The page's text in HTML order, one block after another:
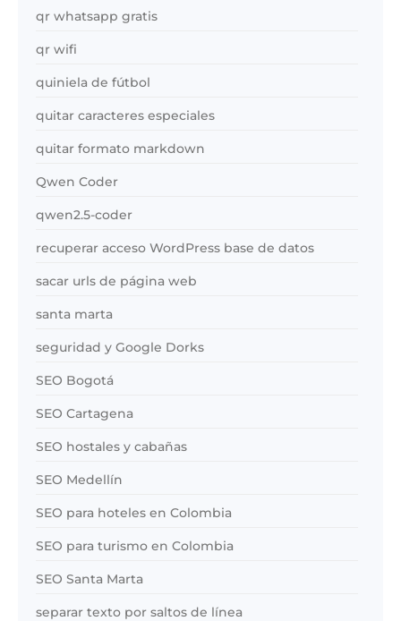
qr whatsapp gratis
qr wifi
quiniela de fútbol
quitar caracteres especiales
quitar formato markdown
Qwen Coder
qwen2.5-coder
recuperar acceso WordPress base de datos
sacar urls de página web
santa marta
seguridad y Google Dorks
SEO Bogotá
SEO Cartagena
SEO hostales y cabañas
SEO Medellín
SEO para hoteles en Colombia
SEO para turismo en Colombia
SEO Santa Marta
separar texto por saltos de línea